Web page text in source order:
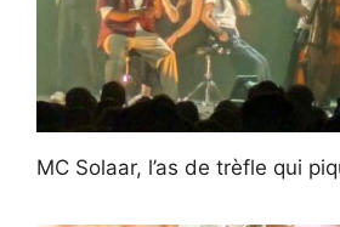
MC Solaar, l’as de trèfle qui